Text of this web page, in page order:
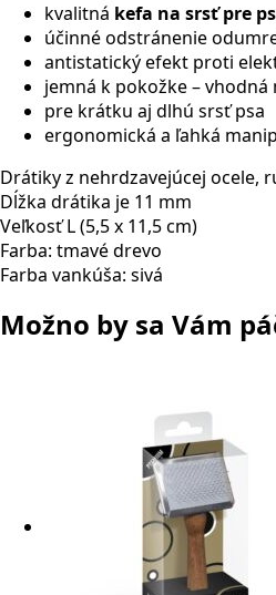
kvalitná kefa na srsť pre
účinné odstránenie
antistatický efekt proti
jemná k pokožke –
pre krátku aj dlhú srsť psa
ergonomická a ľahká
Drátiky z nehrdzavejúcej ocele,
Dĺžka drátika je 11 mm
Veľkosť L (5,5 x 11,5 cm)
Farba: tmavé drevo
Farba vankúša: sivá
Možno by sa Vám